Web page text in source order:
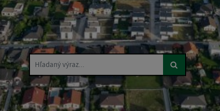
Hľadaný výraz...